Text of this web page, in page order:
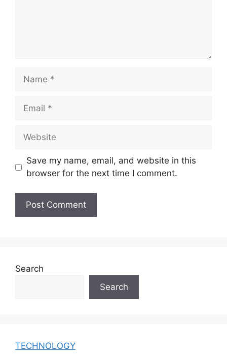
Name
Email
Website
Save my name, email, and website in this
browser for the next time I comment.
Search
Search
TECHNOLOGY